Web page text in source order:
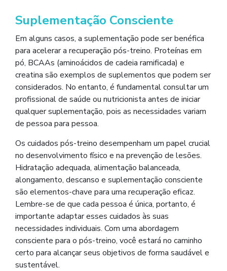
Suplementação Consciente
Em alguns casos, a suplementação pode ser benéfica
para acelerar a recuperação pós-treino. Proteínas em
pó, BCAAs (aminoácidos de cadeia ramificada) e
creatina são exemplos de suplementos que podem ser
considerados. No entanto, é fundamental consultar um
profissional de saúde ou nutricionista antes de iniciar
qualquer suplementação, pois as necessidades variam
de pessoa para pessoa.
Os cuidados pós-treino desempenham um papel crucial
no desenvolvimento físico e na prevenção de lesões.
Hidratação adequada, alimentação balanceada,
alongamento, descanso e suplementação consciente
são elementos-chave para uma recuperação eficaz.
Lembre-se de que cada pessoa é única, portanto, é
importante adaptar esses cuidados às suas
necessidades individuais. Com uma abordagem
consciente para o pós-treino, você estará no caminho
certo para alcançar seus objetivos de forma saudável e
sustentável.